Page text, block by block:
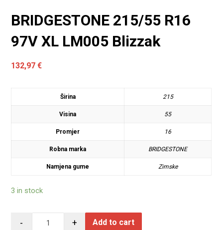
BRIDGESTONE 215/55 R16
97V XL LM005 Blizzak
132,97€
Širina 215
Visina 55
Promjer 16
Robna marka BRIDGESTONE
Namjena gume Zimske
3 in stock
- + Add to cart